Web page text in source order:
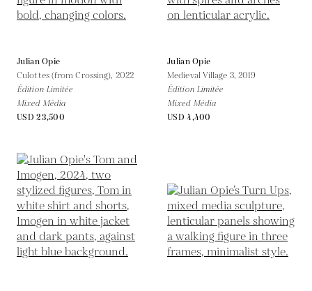
Julian Opie
Culottes (from Crossing), 2022
Édition Limitée
Mixed Média
USD 23,500
Julian Opie
Medieval Village 3, 2019
Édition Limitée
Mixed Média
USD 4,400